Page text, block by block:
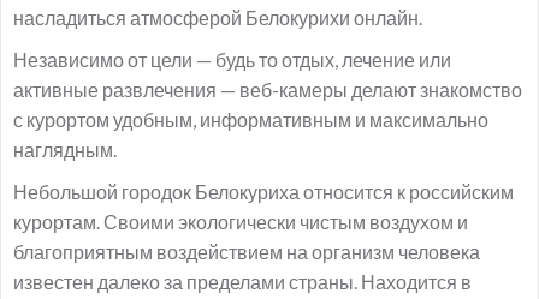
насладиться атмосферой Белокурихи онлайн.
Независимо от цели — будь то отдых, лечение или
активные развлечения — веб-камеры делают знакомство
с курортом удобным, информативным и максимально
наглядным.
Небольшой городок Белокуриха относится к российским
курортам. Своими экологически чистым воздухом и
благоприятным воздействием на организм человека
известен далеко за пределами страны. Находится в